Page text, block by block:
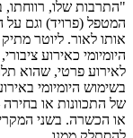
"התרבות שלו, רווחתו,
המטפל (פרויד) וגם על
אותו לאור. ליוטר
היומיומי כאירוע
לאירוע פרטי, שהוא
בשימוש היומיומי
של התכוונות או
או הכשרה. בשני